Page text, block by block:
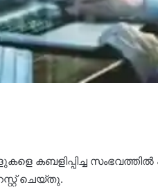
കബളിപ്പിച്ച
ചെയ്തു.